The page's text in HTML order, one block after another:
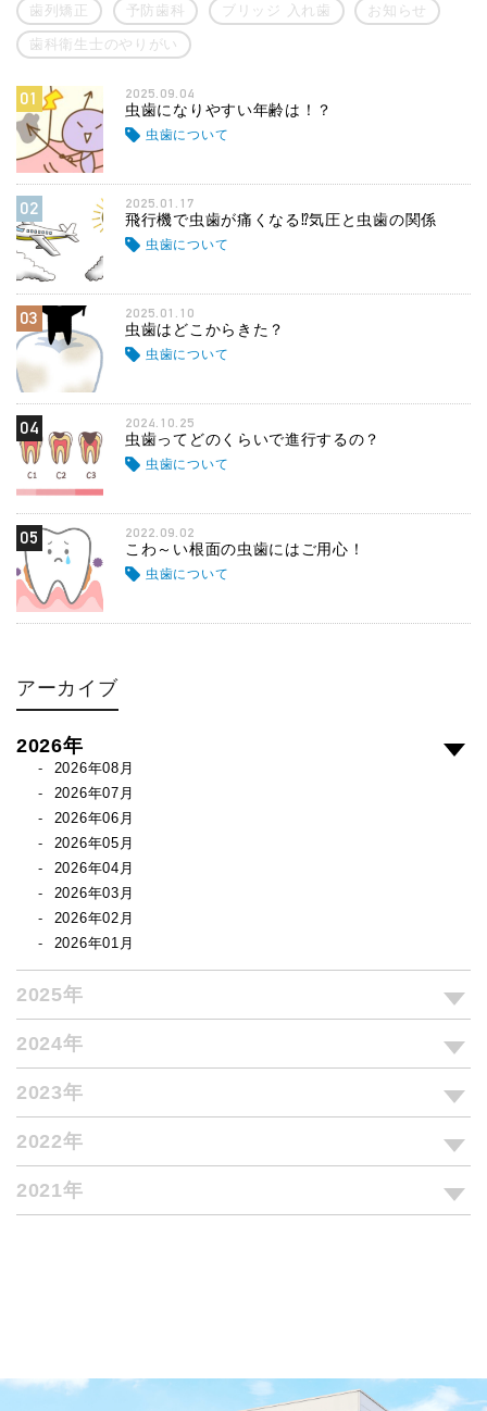
歯列矯正 予防歯科 ブリッジ 入れ歯 お知らせ
歯科衛生士のやりがい
01 2025.09.04
虫歯になりやすい年齢は！？
虫歯について
02 2025.01.17
飛行機で虫歯が痛くなる⁉気圧と虫歯の関係
虫歯について
03 2025.01.10
虫歯はどこからきた？
虫歯について
04 2024.10.25
虫歯ってどのくらいで進行するの？
虫歯について
05 2022.09.02
こわ～い根面の虫歯にはご用心！
虫歯について
アーカイブ
2026年
2026年08月
2026年07月
2026年06月
2026年05月
2026年04月
2026年03月
2026年02月
2026年01月
2025年
2024年
2023年
2022年
2021年